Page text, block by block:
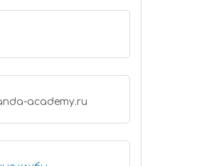
academy.ru